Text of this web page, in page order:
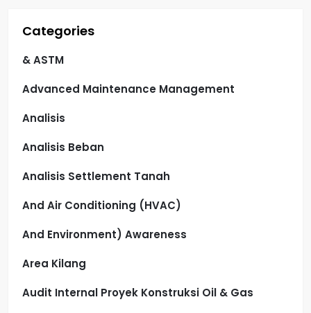
Categories
& ASTM
Advanced Maintenance Management
Analisis
Analisis Beban
Analisis Settlement Tanah
And Air Conditioning (HVAC)
And Environment) Awareness
Area Kilang
Audit Internal Proyek Konstruksi Oil & Gas